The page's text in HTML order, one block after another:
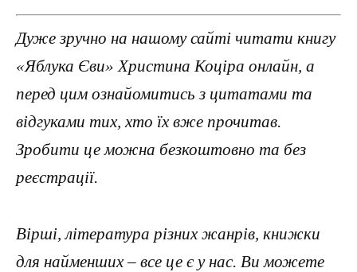
Дуже зручно на нашому сайті читати книгу
«Яблука Єви» Христина Коціра онлайн, а
перед цим ознайомитись з цитатами та
відгуками тих, хто їх вже прочитав.
Зробити це можна безкоштовно та без
реєстрації.
Вірші, література різних жанрів, книжки
для найменших – все це є у нас. Ви можете